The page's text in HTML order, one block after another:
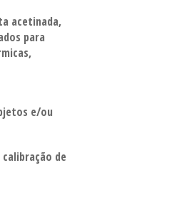
acetinada,
para
e/ou
de